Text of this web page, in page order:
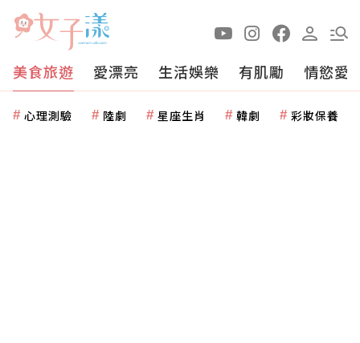
美食旅遊 愛漂亮 生活娛樂 有肌勵 情慾愛
心理測驗 陸劇 星座生肖 韓劇 彩妝保養